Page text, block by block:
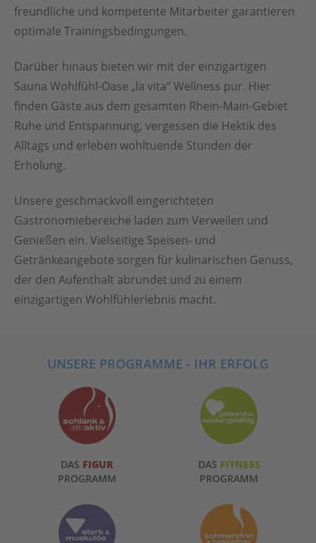
freundliche und kompetente Mitarbeiter garantieren
optimale Trainingsbedingungen.
Darüber hinaus bieten wir mit der einzigartigen
Sauna Wohlfühl-Oase „la vita“ Wellness pur. Hier
finden Gäste aus dem gesamten Rhein-Main-Gebiet
Ruhe und Entspannung, vergessen die Hektik des
Alltags und erleben wohltuende Stunden der
Erholung.
Unsere geschmackvoll eingerichteten
Gastronomiebereiche laden zum Verweilen und
Genießen ein. Vielseitige Speisen- und
Getränkeangebote sorgen für kulinarischen Genuss,
der den Aufenthalt abrundet und zu einem
einzigartigen Wohlfühlerlebnis macht.
UNSERE PROGRAMME - IHR ERFOLG
DAS FIGUR
PROGRAMM
DAS FITNESS
PROGRAMM